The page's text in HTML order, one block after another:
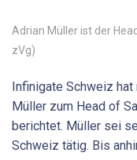
Adrian Müller ist der
zVg)
Infinigate Schweiz
Müller zum Head of
berichtet. Müller sei
Schweiz tätig. Bis